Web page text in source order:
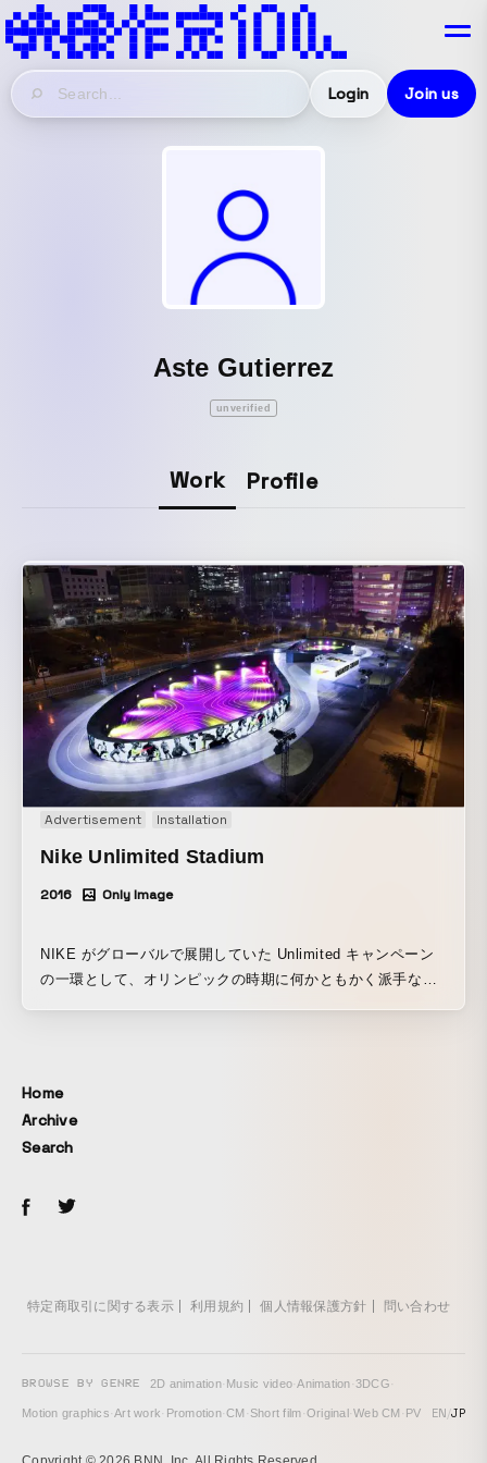
Login Join us
Aste Gutierrez
unverified
Work Profile
Advertisement Installation
Nike Unlimited Stadium
2016 Only Image
NIKE がグローバルで展開していた Unlimited キャンペーン
の一環として、オリンピックの時期に何かともかく派手なイ
陸上トラックに沿って LED スクリーンが並び、そのスクリー
ンに映し出される自分の一周前のアバターと競争することが
ニラ市の中心地で一般の人も参加できる形で 2 週間わたって
Home
Archive
Search
特定商取引に関する表示 利用規約 個人情報保護方針 問い合わせ
BROWSE BY GENRE 2D animation· Music video·Animation·3DCG·
Motion graphics·Art work· Promotion·CM · Short film·Original ·Web CM · PV EN/JP